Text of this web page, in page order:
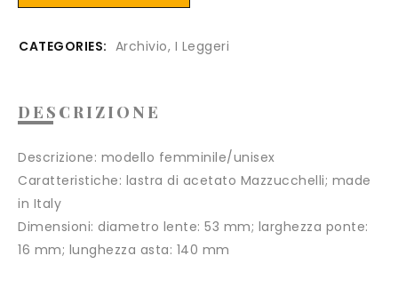
CATEGORIES: Archivio, I Leggeri
DESCRIZIONE
Descrizione: modello femminile/unisex
Caratteristiche: lastra di acetato Mazzucchelli; made
in Italy
Dimensioni: diametro lente: 53 mm; larghezza ponte:
16 mm; lunghezza asta: 140 mm